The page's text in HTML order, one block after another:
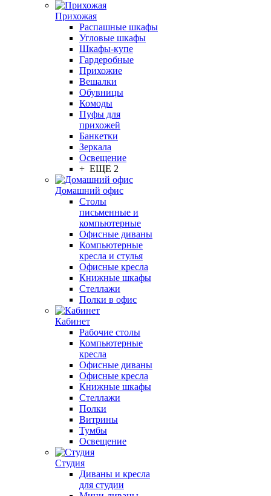
Прихожая
Распашные шкафы
Угловые шкафы
Шкафы-купе
Гардеробные
Прихожие
Вешалки
Обувницы
Комоды
Пуфы для
прихожей
Банкетки
Зеркала
Освещение
+ ЕЩЕ 2
Домашний офис
Столы
письменные и
компьютерные
Офисные диваны
Компьютерные
кресла и стулья
Офисные кресла
Книжные шкафы
Стеллажи
Полки в офис
Кабинет
Рабочие столы
Компьютерные
кресла
Офисные диваны
Офисные кресла
Книжные шкафы
Стеллажи
Полки
Витрины
Тумбы
Освещение
Студия
Диваны и кресла
для студии